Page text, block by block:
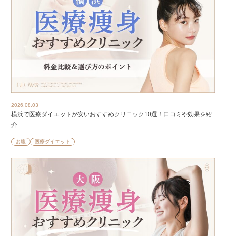
2026.08.03
横浜で医療ダイエットが安いおすすめクリニック10選！口コミや効果を紹
介
お腹 医療ダイエット